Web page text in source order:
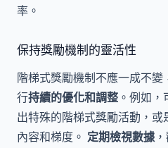
率。
保持獎勵機制的靈活性
階梯式獎勵機制不應一成不
行持續的優化和調整 。例如
出特殊的階梯式獎勵活動，
內容和梯度。 定期檢視數據